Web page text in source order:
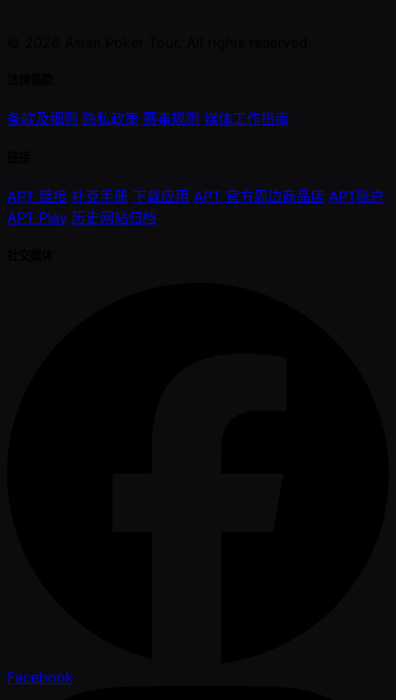
条款及细则 隐私政策 赛事规则 媒体工作指南
APT 链接 扑克手册 下载应用 APT 官方周边商品店 APT账户
APT Play 历史网站归档
Facebook